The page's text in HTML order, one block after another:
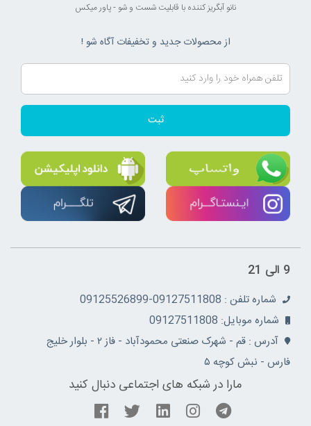
نانو آبگریز کننده با قابلیت شست و شو - پاور میکس
از محصولات جدید و تخفیفات آگاه شو !
ثبت
9 الی 21
شماره تلفن : 09127511808-09125526899
شماره موبایل: 09127511808
آدرس : قم - شهرک صنعتی محمودآباد - فاز ۲ - بلوار خلیج
فارس - نبش کوچه ۵
مارا در شبکه های اجتماعی دنبال کنید